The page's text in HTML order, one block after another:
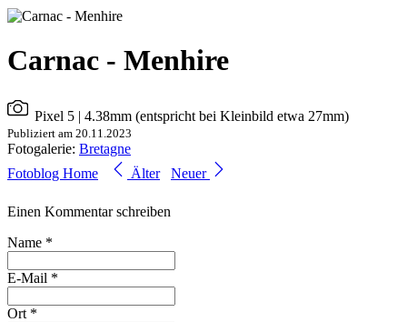
Carnac - Menhire
Pixel 5 | 4.38mm (entspricht bei Kleinbild etwa 27mm)
Publiziert am 20.11.2023
Fotogalerie: Bretagne
Fotoblog Home
Älter Neuer
Einen Kommentar schreiben
Name *
E-Mail *
Ort *